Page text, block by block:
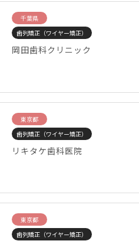
千葉県
歯列矯正（ワイヤー矯正）
岡田歯科クリニック
東京都
歯列矯正（ワイヤー矯正）
リキタケ歯科医院
東京都
歯列矯正（ワイヤー矯正）